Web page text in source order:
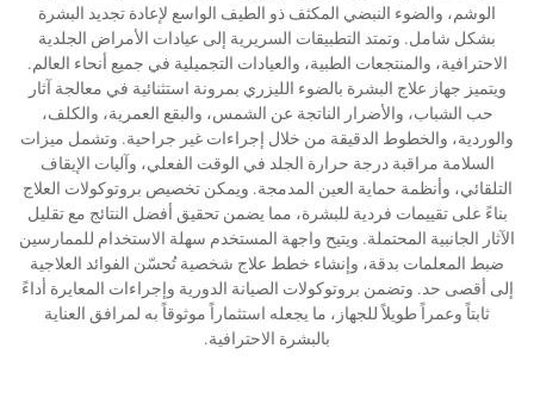
الوشم، والضوء النبضي المكثف ذو الطيف الواسع لإعادة تجديد البشرة
بشكل شامل. وتمتد التطبيقات السريرية إلى عيادات الأمراض الجلدية
الاحترافية، والمنتجعات الطبية، والعيادات التجميلية في جميع أنحاء العالم.
ويتميز جهاز علاج البشرة بالضوء الليزري بمرونة استثنائية في معالجة آثار
حب الشباب، والأضرار الناتجة عن الشمس، والبقع العمرية، والكلف،
والوردية، والخطوط الدقيقة من خلال إجراءات غير جراحية. وتشمل ميزات
السلامة مراقبة درجة حرارة الجلد في الوقت الفعلي، وآليات الإيقاف
التلقائي، وأنظمة حماية العين المدمجة. ويمكن تخصيص بروتوكولات العلاج
بناءً على تقييمات فردية للبشرة، مما يضمن تحقيق أفضل النتائج مع تقليل
الآثار الجانبية المحتملة. ويتيح واجهة المستخدم سهلة الاستخدام للممارسين
ضبط المعلمات بدقة، وإنشاء خطط علاج شخصية تُحسّن الفوائد العلاجية
إلى أقصى حد. وتضمن بروتوكولات الصيانة الدورية وإجراءات المعايرة أداءً
ثابتاً وعمراً طويلاً للجهاز، ما يجعله استثماراً موثوقاً به لمرافق العناية
بالبشرة الاحترافية.